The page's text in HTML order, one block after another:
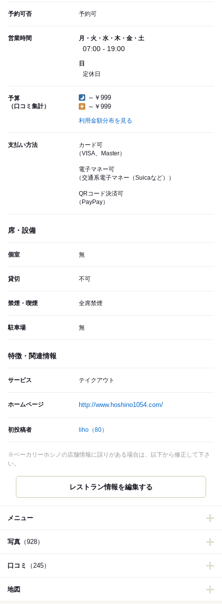
予約可否 予約可
営業時間 月・火・水・木・金・土
07:00 - 19:00
日
定休日
予算
（口コミ集計）
～￥999
～￥999
利用金額分布を見る
支払い方法
カード可
（VISA、Master）
電子マネー可
（交通系電子マネー（Suicaなど））
QRコード決済可
（PayPay）
席・設備
個室 無
貸切 不可
禁煙・喫煙 全席禁煙
駐車場 無
特徴・関連情報
サービス テイクアウト
ホームページ http://www.hoshino1054.com/
初投稿者 liho （80）
※ベーカリーホシノの店舗情報に誤りがある場合は、以下から修正して下さ
い。
レストラン情報を編集する
メニュー
写真 （928）
口コミ （245）
地図